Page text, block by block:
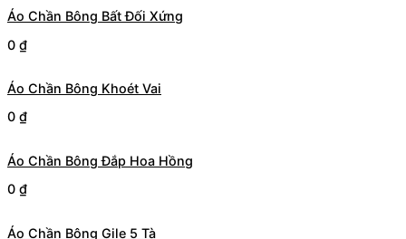
Áo Chần Bông Bất Đối Xứng
0 ₫
Áo Chần Bông Khoét Vai
0 ₫
Áo Chần Bông Đắp Hoa Hồng
0 ₫
Áo Chần Bông Gile 5 Tà